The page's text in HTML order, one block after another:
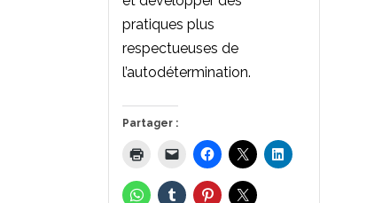
pratiques plus
respectueuses de
l’autodétermination.
Partager :